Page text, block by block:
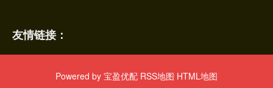
友情链接：
Powered by 宝盈优配 RSS地图 HTML地图